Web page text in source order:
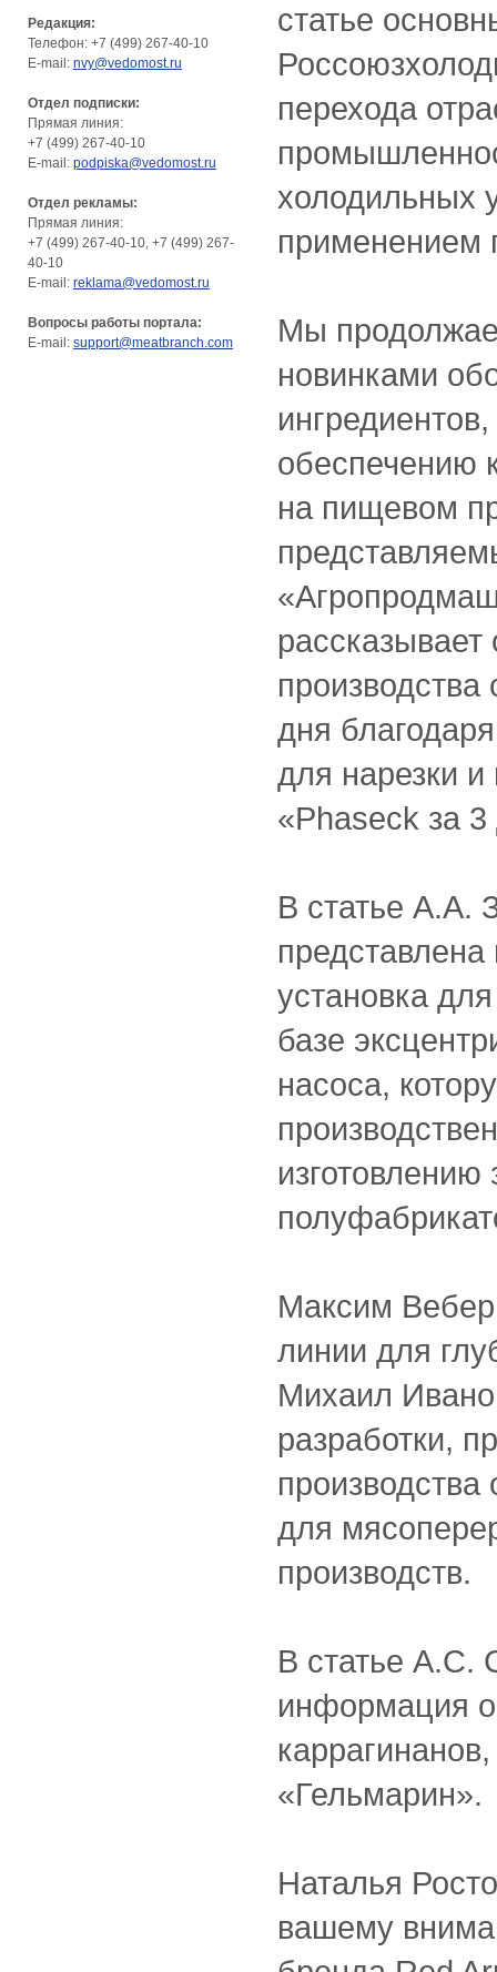
Редакция:
Телефон: +7 (499) 267-40-10
E-mail: nvy@vedomost.ru
Отдел подписки:
Прямая линия:
+7 (499) 267-40-10
E-mail: podpiska@vedomost.ru
Отдел рекламы:
Прямая линия:
+7 (499) 267-40-10, +7 (499) 267-
40-10
E-mail: reklama@vedomost.ru
Вопросы работы портала:
E-mail: support@meatbranch.com
статье
перехода
холодильных
применением
Мы
новинками
обеспечению
на пищевом
производства
дня
для нарезки
«Phaseck за 3
В статье А.А.
установка
базе
насоса,
Максим Вебер
линии для
Михаил
разработки,
для
производств.
В статье А.С.
информация
«Гельмарин».
Наталья
вашему